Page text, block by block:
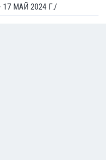
МАЙ 2024 Г./